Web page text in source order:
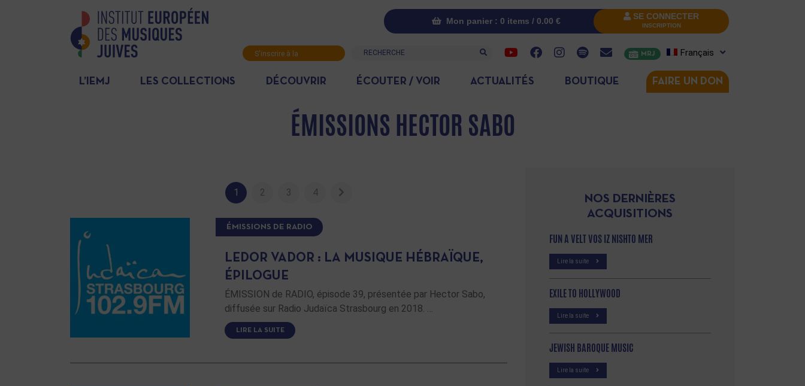
Mon panier : 0 items / 0.00 € SE CONNECTER
INSCRIPTION
S'inscrire à la
Recherche MRJ Français
L’IEMJ LES COLLECTIONS DÉCOUVRIR ÉCOUTER / VOIR ACTUALITÉS BOUTIQUE FAIRE UN DON
ÉMISSIONS HECTOR SABO
1 2 3 4
ÉMISSIONS DE RADIO
LEDOR VADOR : LA MUSIQUE HÉBRAÏQUE,
ÉPILOGUE
ÉMISSION de RADIO, épisode 39, présentée par Hector Sabo,
diffusée sur Radio Judaïca Strasbourg en 2018. …
LIRE LA SUITE
NOS DERNIÈRES
ACQUISITIONS
FUN A VELT VOS IZ NISHTO MER
Lire la suite
EXILE TO HOLLYWOOD
Lire la suite
JEWISH BAROQUE MUSIC
Lire la suite